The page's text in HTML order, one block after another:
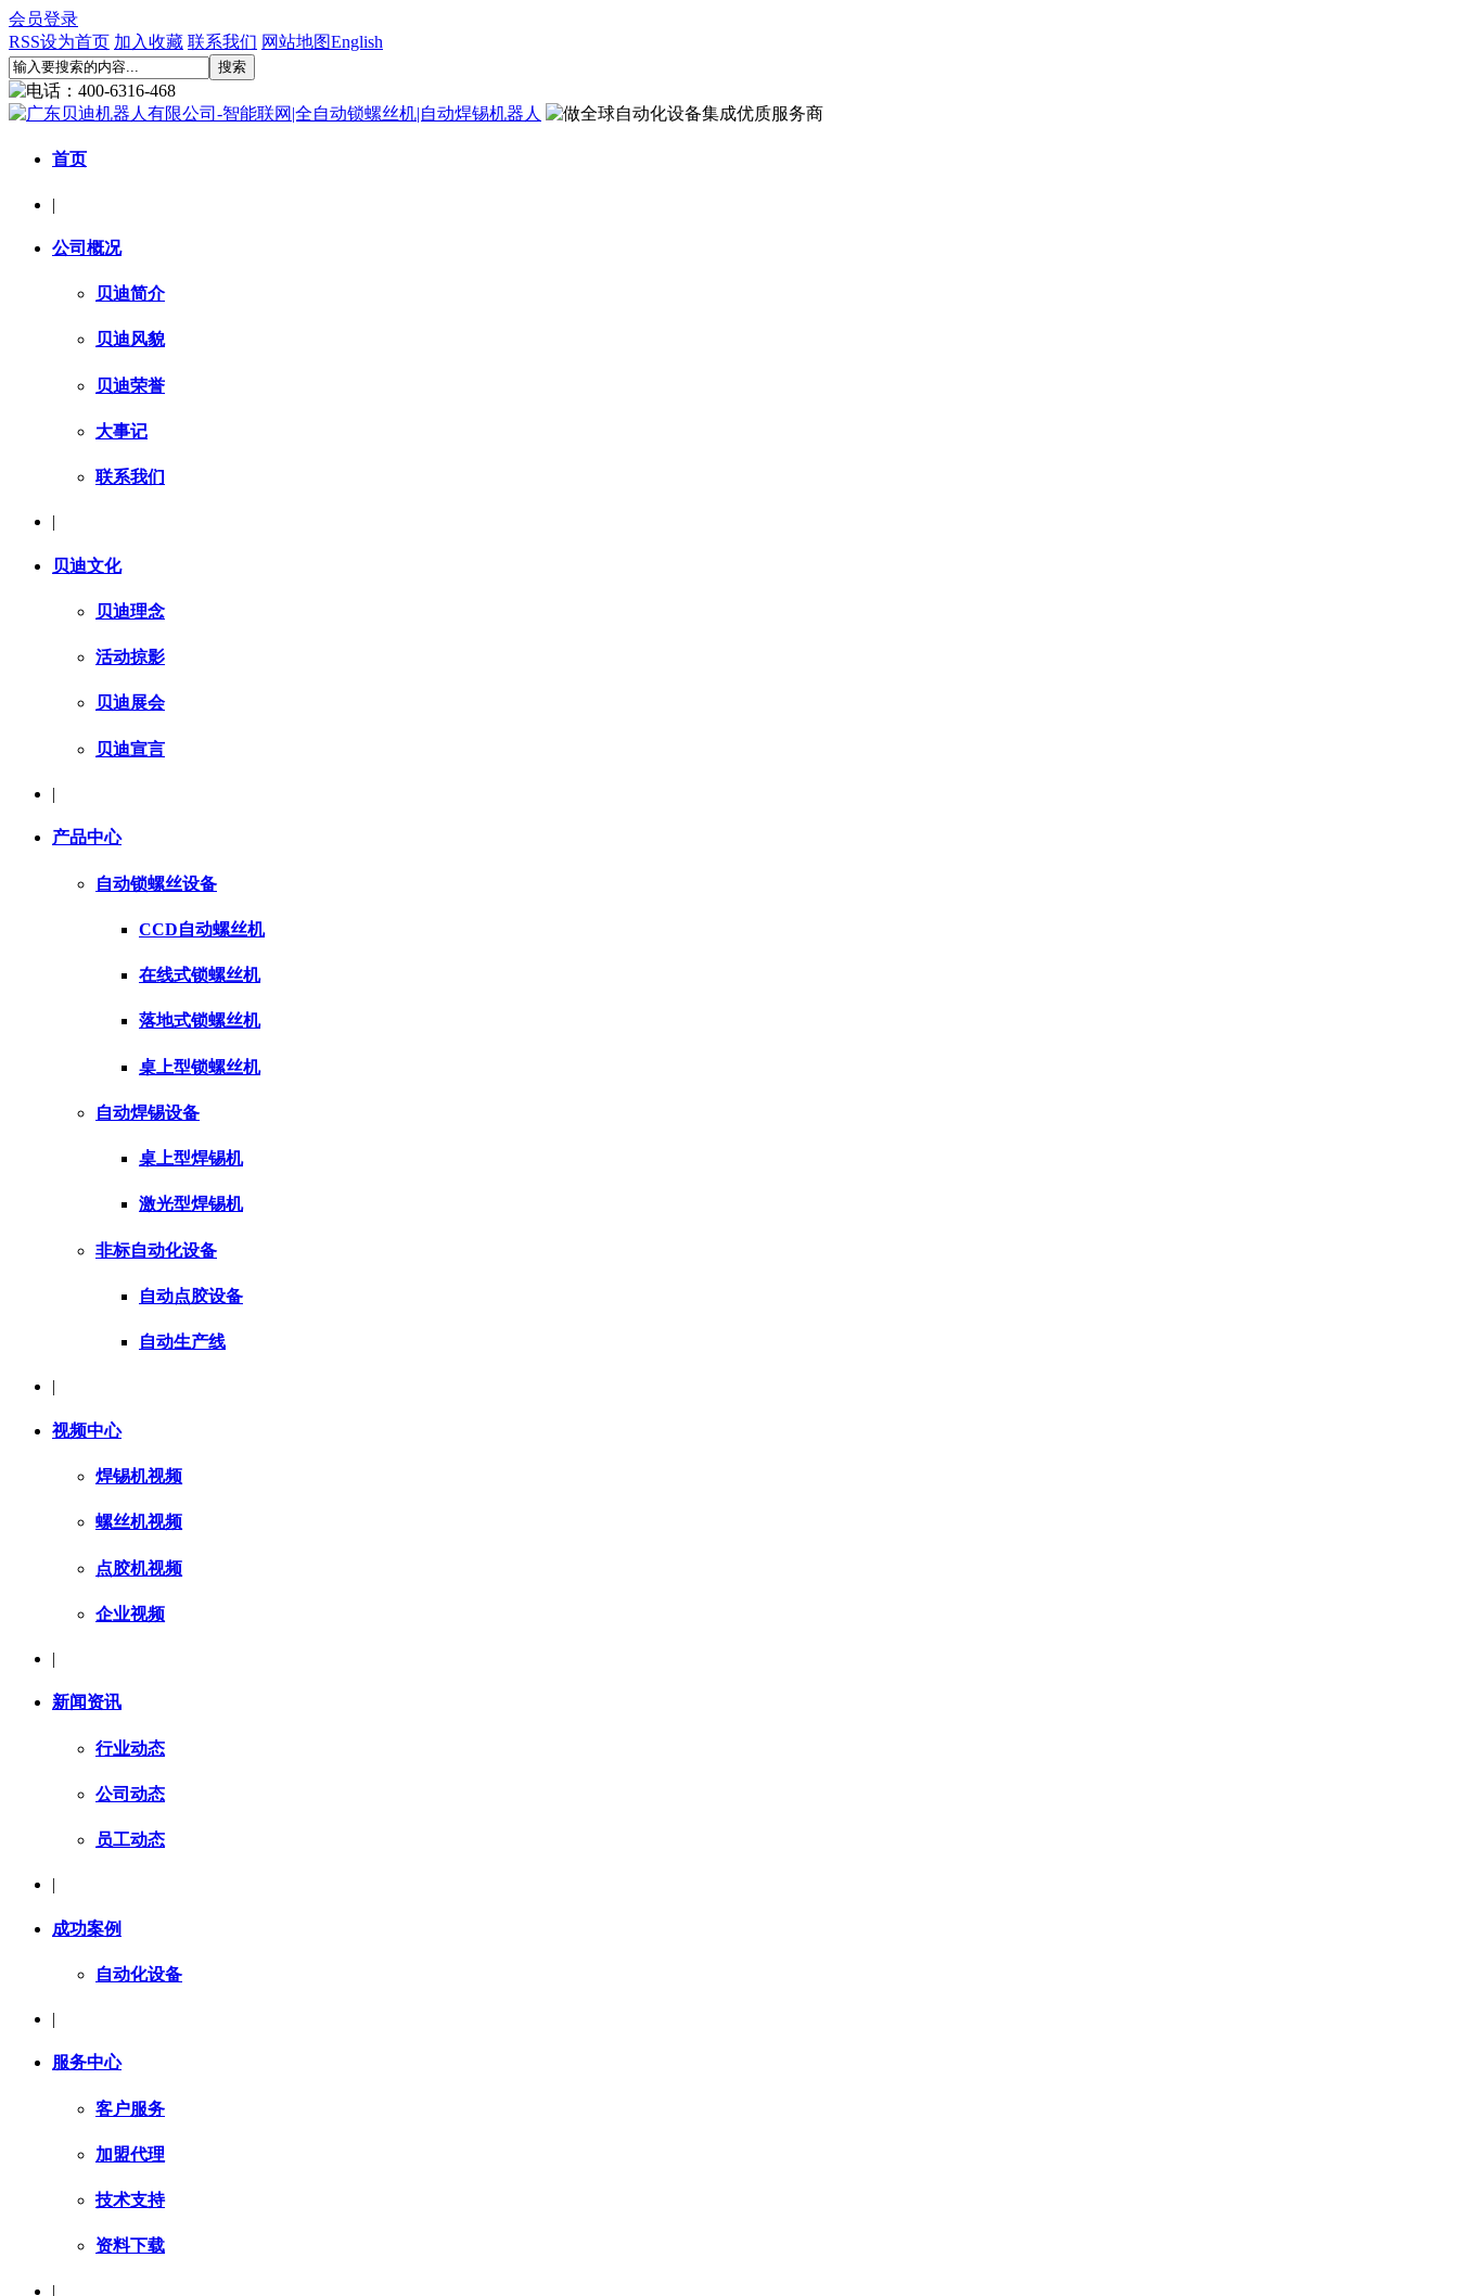
会员登录
RSS设为首页 加入收藏 联系我们 网站地图English
首页
|
公司概况
贝迪简介
贝迪风貌
贝迪荣誉
大事记
联系我们
|
贝迪文化
贝迪理念
活动掠影
贝迪展会
贝迪宣言
|
产品中心
自动锁螺丝设备
CCD自动螺丝机
在线式锁螺丝机
落地式锁螺丝机
桌上型锁螺丝机
自动焊锡设备
桌上型焊锡机
激光型焊锡机
非标自动化设备
自动点胶设备
自动生产线
|
视频中心
焊锡机视频
螺丝机视频
点胶机视频
企业视频
|
新闻资讯
行业动态
公司动态
员工动态
|
成功案例
自动化设备
|
服务中心
客户服务
加盟代理
技术支持
资料下载
|